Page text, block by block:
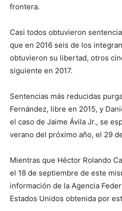
frontera.
Casi todos obtuvieron
que en 2016 seis de los
obtuvieron su libertad, otros
siguiente en 2017.
Sentencias más reducidas
Fernández, libre en 2015, y
el caso de Jaime Ávila Jr., se
verano del próximo año, el 29
Mientras que Héctor Rolando
el 18 de septiembre de este
información de la Agencia
Estados Unidos obtenida por